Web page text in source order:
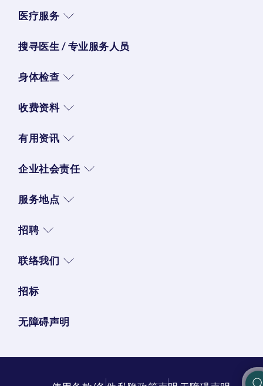
医疗服务
搜寻医生 / 专业服务人员
身体检查
收费资料
有用资讯
企业社会责任
服务地点
招聘
联络我们
招标
无障碍声明